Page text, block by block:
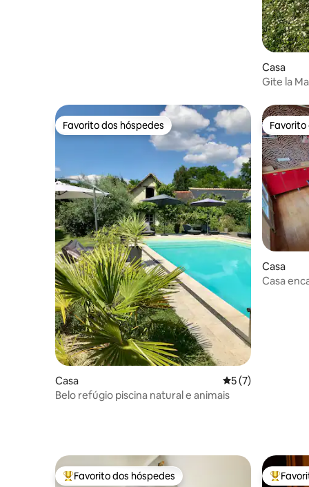
Casa
Gite la
Favorito dos hóspedes
Favorito dos hóspedes
Casa Classificação
5 (7)
Belo refúgio piscina natural e animais
Favorito
Favorito
Casa
Casa
Favoritos dos hóspedes mais apreciados
Favorito dos hóspedes